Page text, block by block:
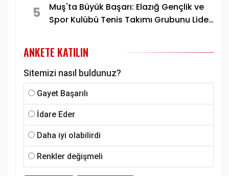
5
Muş'ta Büyük Başarı: Elazığ Gençlik ve
Spor Kulübü Tenis Takımı Grubunu Lider
ANKETE KATILIN
Sitemizi nasıl buldunuz?
Gayet Başarılı
İdare Eder
Daha iyi olabilirdi
Renkler değişmeli